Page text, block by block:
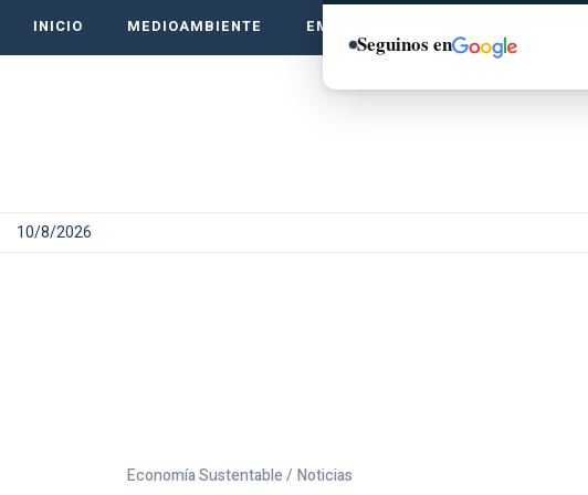
INICIO MEDIOAMBIENTE EMPRENDE VERDE
10/8/2026
Economía Sustentable / Noticias
Seguinos en